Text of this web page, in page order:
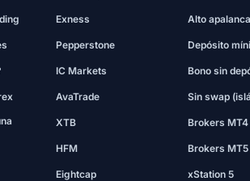
Exness
Pepperstone
IC Markets
AvaTrade
XTB
HFM
Eightcap
Alto
Depósito
Bono sin
Sin swap
Brokers MT4
Brokers MT5
xStation 5